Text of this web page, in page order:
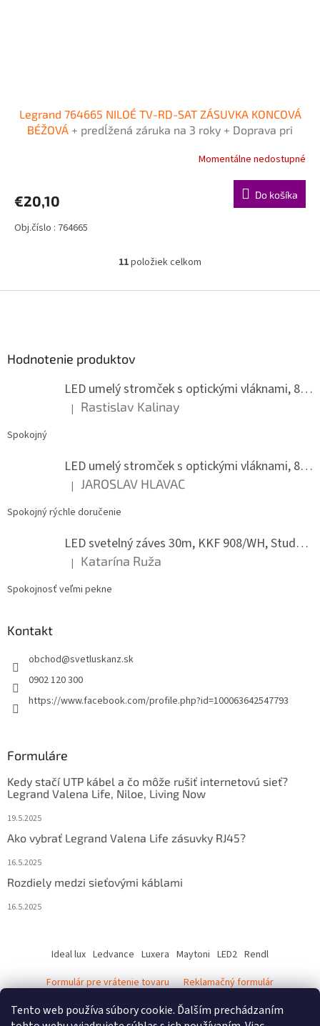
Tento web používa súbory cookie. Ďalším prechádzaním
Legrand 764665 NILOÉ TV-RD-SAT ZÁSUVKA KONCOVÁ
BÉŽOVÁ + predĺžená záruka na 3 roky + Doprava pri
Momentálne nedostupné
€20,10 Do košíka
Obj.číslo : 764665
O
l
p
r
v
ý
p
11položiek celkom
Hodnotenie produktov
LED umelý stromček s optickými vláknami, 80 cm
Hodnotenie produktu je 5 z 5 hviezdičiek.
| Rastislav Kalinay
Spokojný
LED umelý stromček s optickými vláknami, 80 cm
Hodnotenie produktu je 5 z 5 hviezdičiek.
| JAROSLAV HLAVAC
Spokojný rýchle doručenie
LED svetelný záves 30m, KKF 908/WH, Studená biela
Hodnotenie produktu je 5 z 5 hviezdičiek.
| Katarína Ruža
Spokojnosť veľmi pekne
Kontakt
obchod@svetluskanz.sk
0902 120 300
https://www.facebook.com/profile.php?id=100063642547793
Formuláre
Kedy stačí UTP kábel a čo môže rušiť internetovú sieť?
Legrand Valena Life, Niloe, Living Now
19.5.2025
Ako vybrať Legrand Valena Life zásuvky RJ45?
16.5.2025
Rozdiely medzi sieťovými káblami
16.5.2025
Ideal lux Ledvance Luxera Maytoni LED2 Rendl
Formulár pre vrátenie tovaru
Reklamačný formulár
Ledvance katalóg - svietidlá